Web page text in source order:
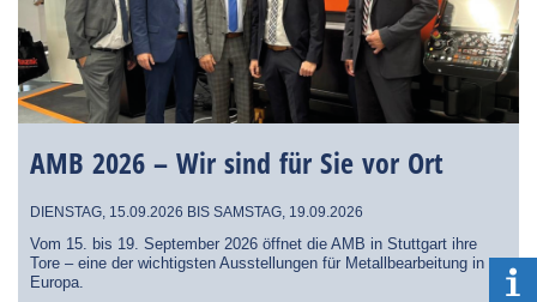
AMB 2026 – Wir sind für Sie vor Ort
DIENSTAG, 15.09.2026 BIS SAMSTAG, 19.09.2026
Vom 15. bis 19. September 2026 öffnet die AMB in Stuttgart ihre
Tore – eine der wichtigsten Ausstellungen für Metallbearbeitung in
Europa.